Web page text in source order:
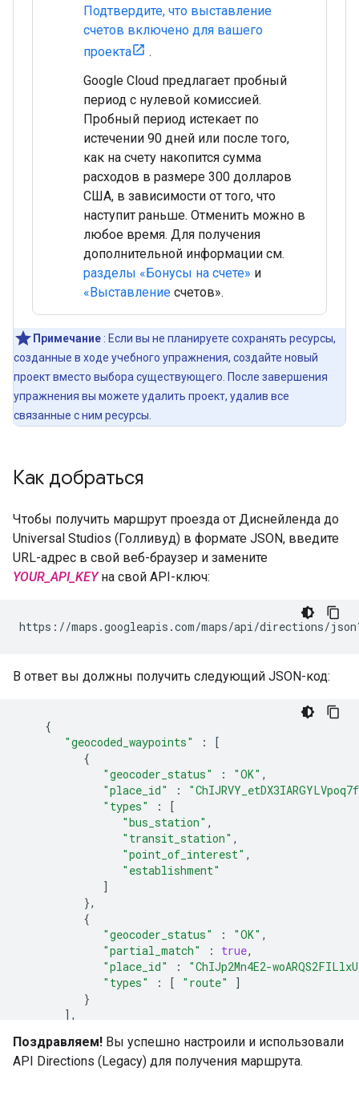
Подтвердите, что выставление
счетов включено для вашего
проекта
.
Google Cloud предлагает пробный
период с нулевой комиссией.
Пробный период истекает по
истечении 90 дней или после того,
как на счету накопится сумма
расходов в размере 300 долларов
США, в зависимости от того, что
наступит раньше. Отменить можно в
любое время. Для получения
дополнительной информации см.
разделы «Бонусы на счете» и
«Выставление счетов».
Примечание : Если вы не планируете сохранять ресурсы,
созданные в ходе учебного упражнения, создайте новый
проект вместо выбора существующего. После завершения
упражнения вы можете удалить проект, удалив все
связанные с ним ресурсы.
Как добраться
Чтобы получить маршрут проезда от Диснейленда до
Universal Studios (Голливуд) в формате JSON, введите
URL-адрес в свой веб-браузер и замените
YOUR_API_KEYна свой API-ключ:
https://maps.googleapis.com/maps/api/directions/
В ответ вы должны получить следующий JSON-код:
{
"geocoded_waypoints"
:
[
{
"geocoder_status"
: "OK" ,
"place_id"
:
"types"
:
[
"bus_station" ,
"transit_station" ,
"point_of_interest" ,
"establishment"
]
},
{
"geocoder_status"
: "OK" ,
"partial_match"
: true,
"place_id"
:
"ChIJp2Mn4E2-
"types"
: [ "route"
]
}
] ,
{
"bounds" : {
Поздравляем! Вы успешно настроили и использовали
API Directions (Legacy) для получения маршрута.